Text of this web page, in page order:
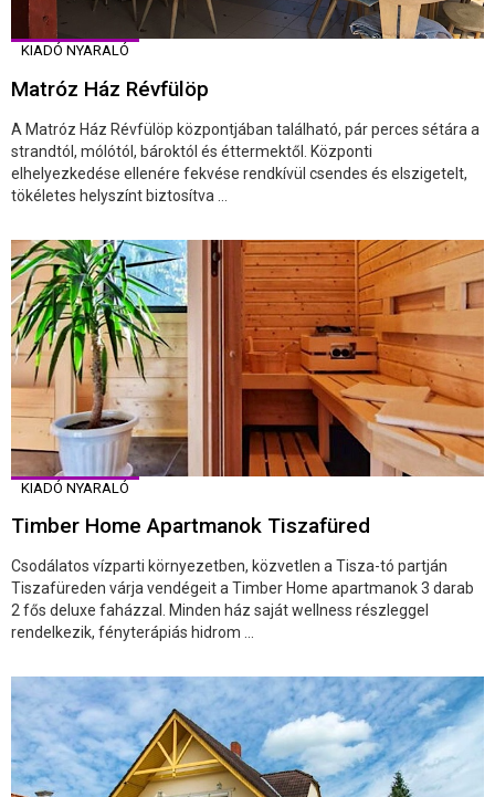
KIADÓ NYARALÓ
Matróz Ház Révfülöp
A Matróz Ház Révfülöp központjában található, pár perces sétára a
strandtól, mólótól, bároktól és éttermektől. Központi
elhelyezkedése ellenére fekvése rendkívül csendes és elszigetelt,
tökéletes helyszínt biztosítva ...
KIADÓ NYARALÓ
Timber Home Apartmanok Tiszafüred
Csodálatos vízparti környezetben, közvetlen a Tisza-tó partján
Tiszafüreden várja vendégeit a Timber Home apartmanok 3 darab
2 fős deluxe faházzal. Minden ház saját wellness részleggel
rendelkezik, fényterápiás hidrom ...